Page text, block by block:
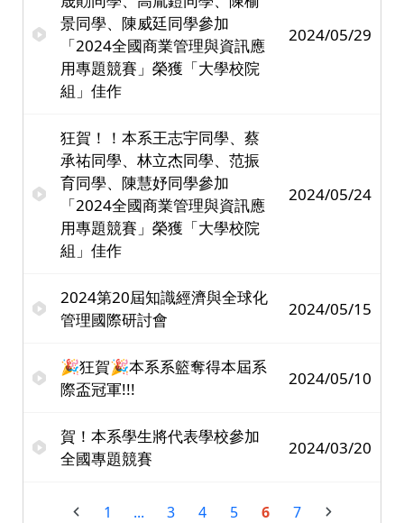
景同學、陳威廷同學參加
「2024全國商業管理與資訊應
用專題競賽」榮獲「大學校院
組」佳作
2024/05/29
狂賀！！本系王志宇同學、蔡
承祐同學、林立杰同學、范振
育同學、陳慧妤同學參加
「2024全國商業管理與資訊應
用專題競賽」榮獲「大學校院
組」佳作
2024/05/24
2024第20屆知識經濟與全球化
管理國際研討會
2024/05/15
🎉狂賀🎉本系系籃奪得本屆系
際盃冠軍!!!
2024/05/10
賀！本系學生將代表學校參加
全國專題競賽
2024/03/20
1 ... 3 4 5 6 7